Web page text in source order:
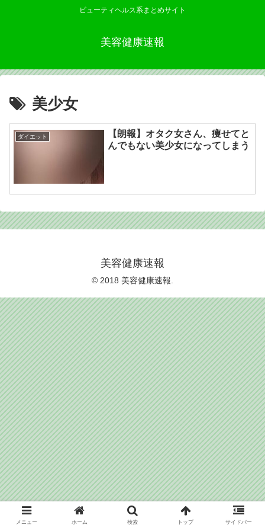
ビューティヘルス系まとめサイト
美容健康速報
美少女
ダイエット
【朗報】オタク女さん、痩せてと
んでもない美少女になってしまう
美容健康速報
© 2018 美容健康速報.
メニュー ホーム 検索 トップ サイドバー